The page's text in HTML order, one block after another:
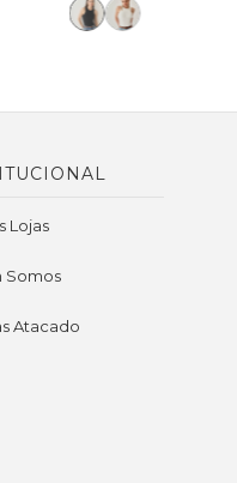
Lojas
Somos
Atacado